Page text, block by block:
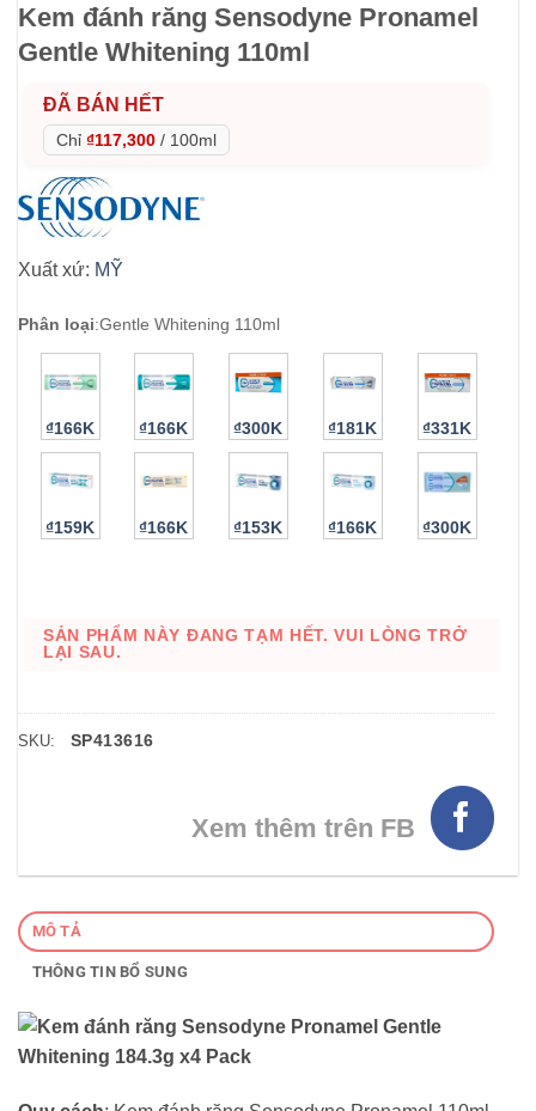
Kem đánh răng Sensodyne Pronamel
Gentle Whitening 110ml
ĐÃ BÁN HẾT
Chỉ ₫117,300 / 100ml
Xuất xứ: MỸ
Phân loại:Gentle Whitening 110ml
₫166K ₫166K ₫300K ₫181K ₫331K
₫159K ₫166K ₫153K ₫166K ₫300K
SẢN PHẨM NÀY ĐANG TẠM HẾT. VUI LÒNG TRỞ
LẠI SAU.
SKU: SP413616
Xem thêm trên FB
MÔ TẢ
THÔNG TIN BỔ SUNG